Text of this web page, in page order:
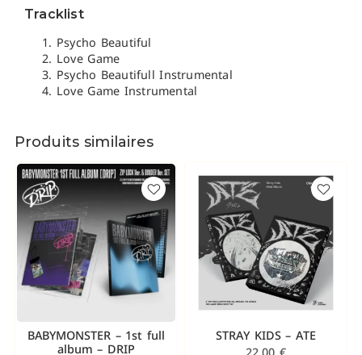
Tracklist
Psycho Beautiful
Love Game
Psycho Beautifull Instrumental
Love Game Instrumental
Produits similaires
BABYMONSTER – 1st full
album – DRIP
STRAY KIDS – ATE